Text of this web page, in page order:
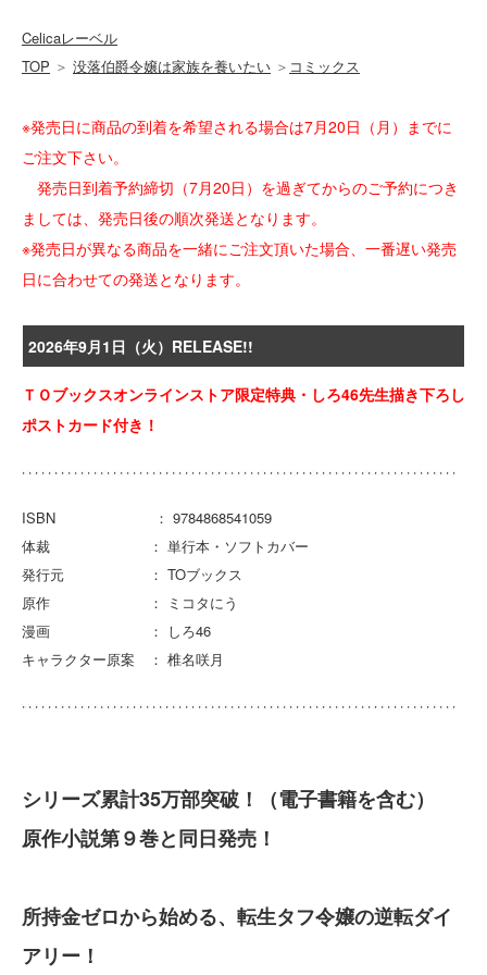
Celicaレーベル
TOP ＞ 没落伯爵令嬢は家族を養いたい ＞ コミックス
※発売日に商品の到着を希望される場合は7月20日（月）までに
ご注文下さい。
発売日到着予約締切（7月20日）を過ぎてからのご予約につき
ましては、発売日後の順次発送となります。
※発売日が異なる商品を一緒にご注文頂いた場合、一番遅い発売
日に合わせての発送となります。
2026年9月1日（火）RELEASE!!
ＴＯブックスオンラインストア限定特典・しろ46先生描き下ろし
ポストカード付き！
ISBN ： 9784868541059
体裁 ： 単行本・ソフトカバー
発行元 ： TOブックス
原作 ： ミコタにう
漫画 ： しろ46
キャラクター原案 ： 椎名咲月
シリーズ累計35万部突破！（電子書籍を含む）
原作小説第９巻と同日発売！
所持金ゼロから始める、転生タフ令嬢の逆転ダイ
アリー！